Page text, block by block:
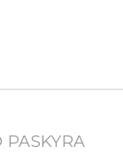
PASKYRA